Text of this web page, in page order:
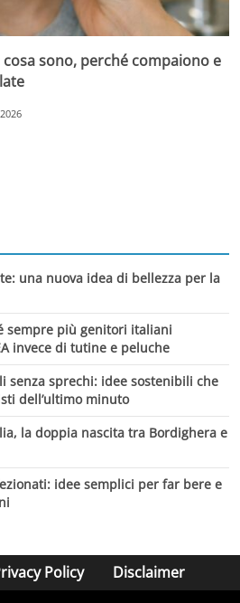
sono, perché compaiono e
una nuova idea di bellezza per la
sempre più genitori italiani
invece di tutine e peluche
senza sprechi: idee sostenibili che
dell’ultimo minuto
la doppia nascita tra Bordighera e
idee semplici per far bere e
Policy Disclaimer